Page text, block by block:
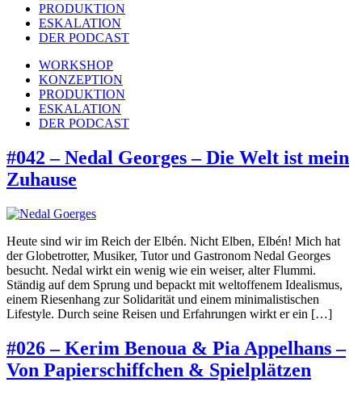
PRODUKTION
ESKALATION
DER PODCAST
WORKSHOP
KONZEPTION
PRODUKTION
ESKALATION
DER PODCAST
#042 – Nedal Georges – Die Welt ist mein
Zuhause
Heute sind wir im Reich der Elbén. Nicht Elben, Elbén! Mich hat
der Globetrotter, Musiker, Tutor und Gastronom Nedal Georges
besucht. Nedal wirkt ein wenig wie ein weiser, alter Flummi.
Ständig auf dem Sprung und bepackt mit weltoffenem Idealismus,
einem Riesenhang zur Solidarität und einem minimalistischen
Lifestyle. Durch seine Reisen und Erfahrungen wirkt er ein […]
#026 – Kerim Benoua & Pia Appelhans –
Von Papierschiffchen & Spielplätzen